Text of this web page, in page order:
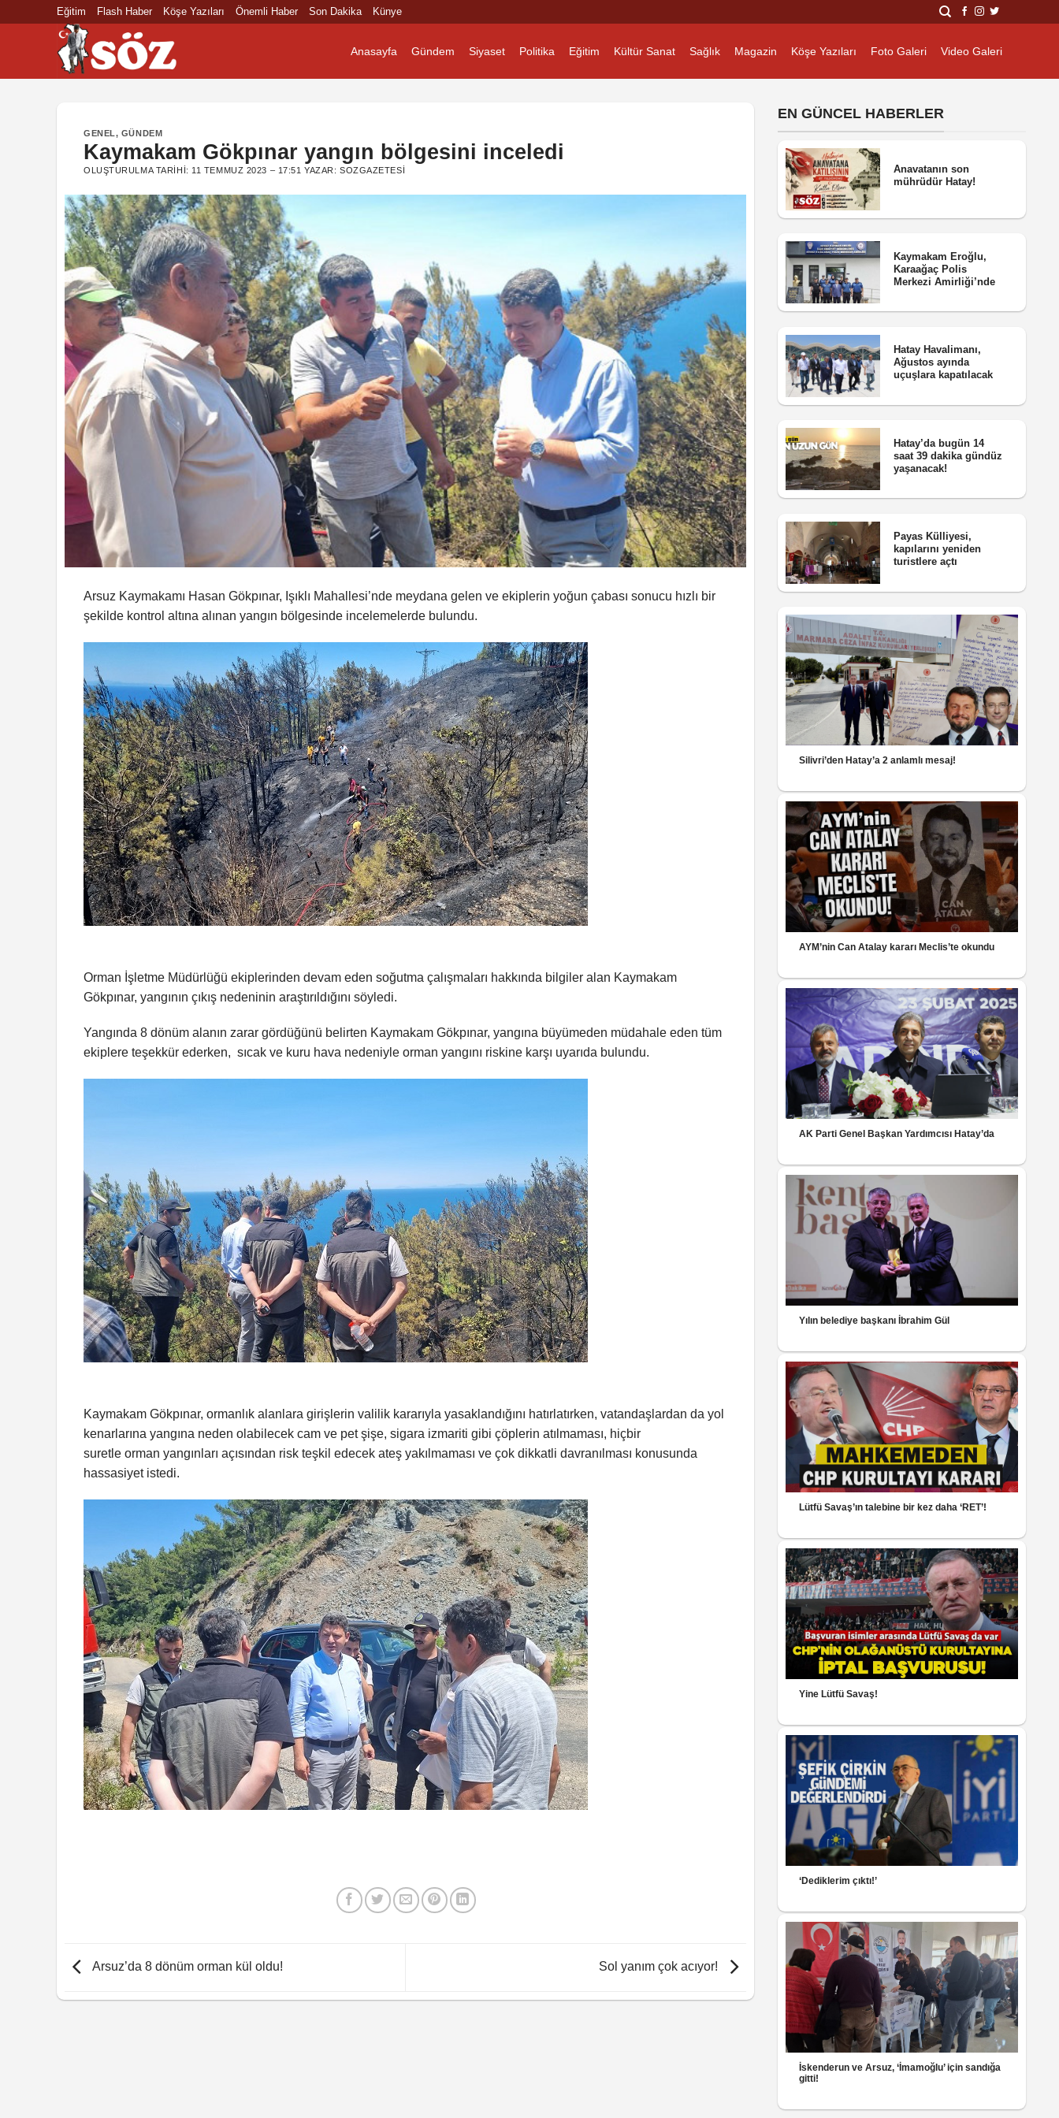
Eğitim Flash Haber Köşe Yazıları Önemli Haber Son Dakika Künye
Anasayfa Gündem Siyaset Politika Eğitim Kültür Sanat Sağlık Magazin Köşe Yazıları Foto Galeri Video Galeri
GENEL, GÜNDEM
Kaymakam Gökpınar yangın bölgesini inceledi
OLUŞTURULMA TARIHI: 11 TEMMUZ 2023 – 17:51 YAZAR:SOZGAZETESI
Arsuz Kaymakamı Hasan Gökpınar, Işıklı Mahallesi’nde meydana gelen ve ekiplerin yoğun çabası sonucu hızlı bir
şekilde kontrol altına alınan yangın bölgesinde incelemelerde bulundu.
Orman İşletme Müdürlüğü ekiplerinden devam eden soğutma çalışmaları hakkında bilgiler alan Kaymakam
Gökpınar, yangının çıkış nedeninin araştırıldığını söyledi.
Yangında 8 dönüm alanın zarar gördüğünü belirten Kaymakam Gökpınar, yangına büyümeden müdahale eden tüm
ekiplere teşekkür ederken, sıcak ve kuru hava nedeniyle orman yangını riskine karşı uyarıda bulundu.
Kaymakam Gökpınar, ormanlık alanlara girişlerin valilik kararıyla yasaklandığını hatırlatırken, vatandaşlardan da yol
kenarlarına yangına neden olabilecek cam ve pet şişe, sigara izmariti gibi çöplerin atılmaması, hiçbir
suretle orman yangınları açısından risk teşkil edecek ateş yakılmaması ve çok dikkatli davranılması konusunda
hassasiyet istedi.
Arsuz’da 8 dönüm orman kül oldu! Sol yanım çok acıyor!
EN GÜNCEL HABERLER
Anavatanın son
mührüdür Hatay!
Kaymakam Eroğlu,
Karaağaç Polis
Merkezi Amirliği’nde
Hatay Havalimanı,
Ağustos ayında
uçuşlara kapatılacak
Hatay’da bugün 14
saat 39 dakika gündüz
yaşanacak!
Payas Külliyesi,
kapılarını yeniden
turistlere açtı
Silivri’den Hatay’a 2 anlamlı mesaj!
AYM’nin Can Atalay kararı Meclis’te okundu
AK Parti Genel Başkan Yardımcısı Hatay’da
Yılın belediye başkanı İbrahim Gül
Lütfü Savaş’ın talebine bir kez daha ‘RET’!
Yine Lütfü Savaş!
‘Dediklerim çıktı!’
İskenderun ve Arsuz, ‘İmamoğlu’ için sandığa
gitti!